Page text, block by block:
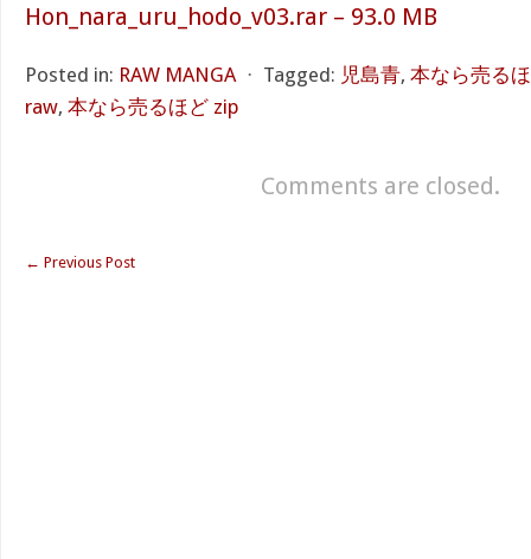
Hon_nara_uru_hodo_v03.rar – 93.0 MB
Posted in: RAW MANGA ⋅ Tagged: 児島青, 本なら売る
raw, 本なら売るほど zip
Comments are closed.
← Previous Post